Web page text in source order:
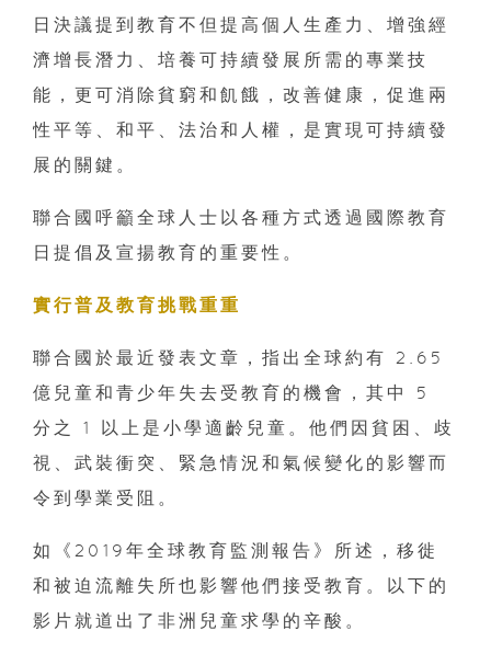
日決議提到教育不但提高個人生產力、增強經
濟增長潛力、培養可持續發展所需的專業技
能，更可消除貧窮和飢餓，改善健康，促進兩
性平等、和平、法治和人權，是實現可持續發
展的關鍵。
聯合國呼籲全球人士以各種方式透過國際教育
日提倡及宣揚教育的重要性。
實行普及教育挑戰重重
聯合國於最近發表文章，指出全球約有 2.65
億兒童和青少年失去受教育的機會，其中 5
分之 1 以上是小學適齡兒童。他們因貧困、歧
視、武裝衝突、緊急情況和氣候變化的影響而
令到學業受阻。
如《2019年全球教育監測報告》所述，移徙
和被迫流離失所也影響他們接受教育。以下的
影片就道出了非洲兒童求學的辛酸。